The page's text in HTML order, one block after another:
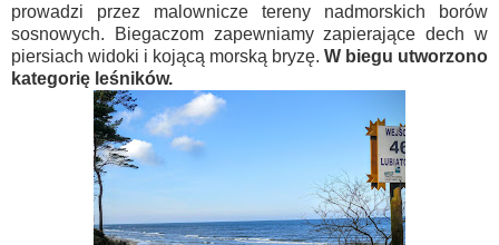
prowadzi przez malownicze tereny nadmorskich borów
sosnowych. Biegaczom zapewniamy zapierające dech w
piersiach widoki i kojącą morską bryzę. W biegu utworzono
kategorię leśników.